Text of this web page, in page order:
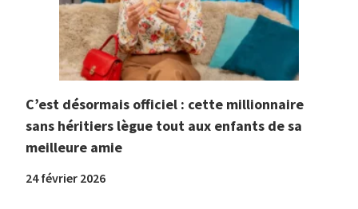
C’est désormais officiel : cette millionnaire
sans héritiers lègue tout aux enfants de sa
meilleure amie
24 février 2026